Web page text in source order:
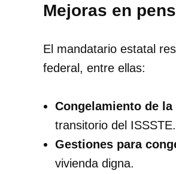
Mejoras en
El mandatario estatal
federal, entre ellas:
Congelamiento de
transitorio del ISSSTE.
Gestiones para
vivienda digna.